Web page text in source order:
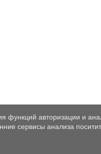
авторизации и
сервисы анализа